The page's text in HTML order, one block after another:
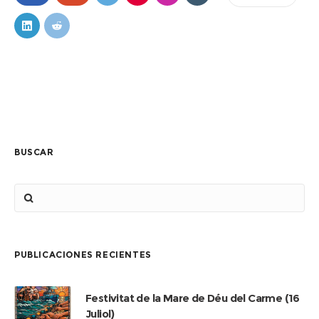
BUSCAR
PUBLICACIONES RECIENTES
Festivitat de la Mare de Déu del Carme (16
Juliol)